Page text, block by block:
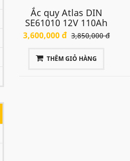
Ắc quy Atlas DIN
SE61010 12V 110Ah
3,600,000 đ 3,850,000 đ
THÊM GIỎ HÀNG